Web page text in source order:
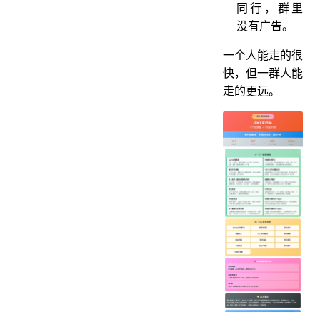
同行，群里
没有广告。
一个人能走的很
快，但一群人能
走的更远。